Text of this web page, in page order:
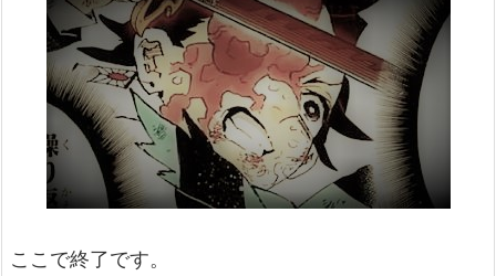
ここで終了です。